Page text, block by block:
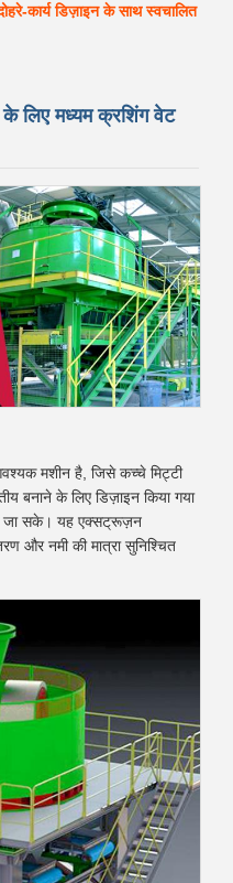
कार्य डिज़ाइन के साथ स्वचालित
लिए मध्यम क्रशिंग वेट
मशीन है, जिसे कच्चे मिट्टी
बनाने के लिए डिज़ाइन किया गया
जा सके। यह एक्सट्रूज़न
और नमी की मात्रा सुनिश्चित